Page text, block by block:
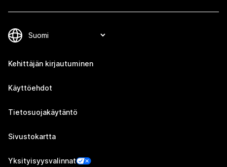
Kehittäjän kirjautuminen
Käyttöehdot
Tietosuojakäytäntö
Sivustokartta
Yksityisyysvalinnat